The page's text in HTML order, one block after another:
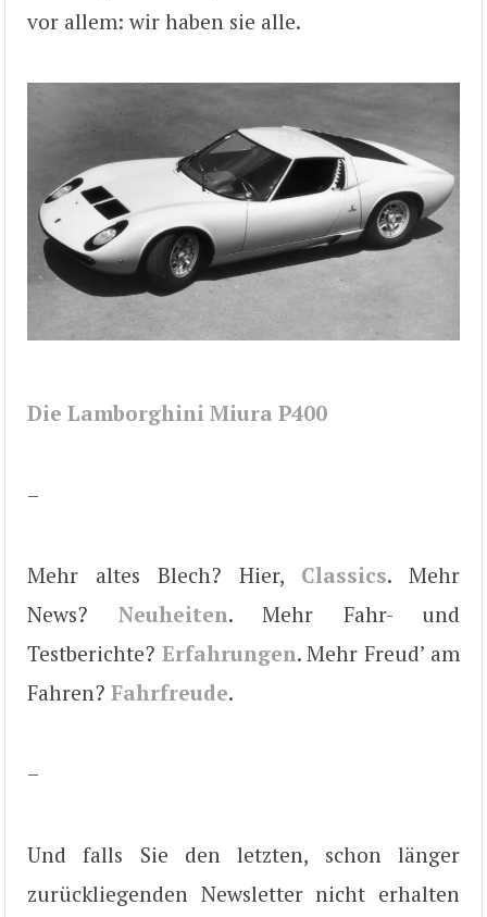
vor allem: wir haben sie alle.
Die Lamborghini Miura P400
–
Mehr altes Blech? Hier, Classics. Mehr
News? Neuheiten. Mehr Fahr- und
Testberichte? Erfahrungen. Mehr Freud’ am
Fahren? Fahrfreude.
–
Und falls Sie den letzten, schon länger
zurückliegenden Newsletter nicht erhalten